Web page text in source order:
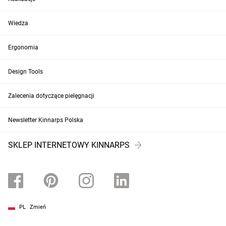
Wiedza
Ergonomia
Design Tools
Zalecenia dotyczące pielęgnacji
Newsletter Kinnarps Polska
SKLEP INTERNETOWY KINNARPS
PL Zmień